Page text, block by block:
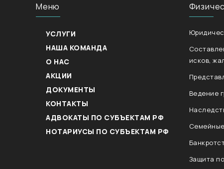
Меню
УСЛУГИ
НАША КОМАНДА
О НАС
АКЦИИ
ДОКУМЕНТЫ
КОНТАКТЫ
АДВОКАТЫ ПО СУБЪЕКТАМ РФ
НОТАРИУСЫ ПО СУБЪЕКТАМ РФ
исков,
Ведение
Защита